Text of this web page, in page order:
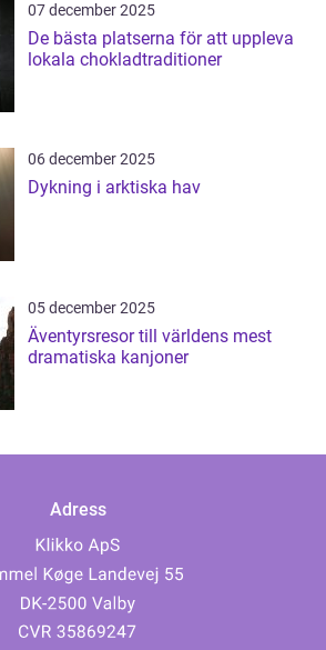
07 december 2025
De bästa platserna för att uppleva
lokala chokladtraditioner
06 december 2025
Dykning i arktiska hav
05 december 2025
Äventyrsresor till världens mest
dramatiska kanjoner
Adress